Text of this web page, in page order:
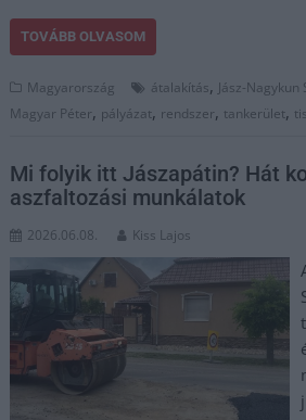
TOVÁBB OLVASOM
Magyarország átalakítás, Jász-Nagykun
Magyar Péter, pályázat, rendszer, tankerület,
Mi folyik itt Jászapátin? Hát
aszfaltozási munkálatok
2026.06.08. Kiss Lajos